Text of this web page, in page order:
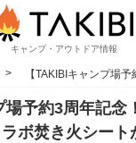
キャンプ・アウトドア情報
【TAKIBIキャンプ場
場予約3周年記念
ボ焚き火シート